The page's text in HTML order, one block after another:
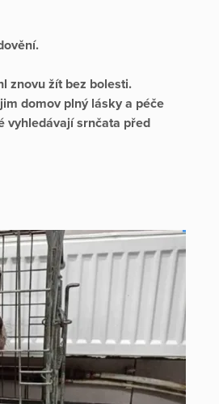
znovu žít bez bolesti.
domov plný lásky a péče
vyhledávají srnčata před